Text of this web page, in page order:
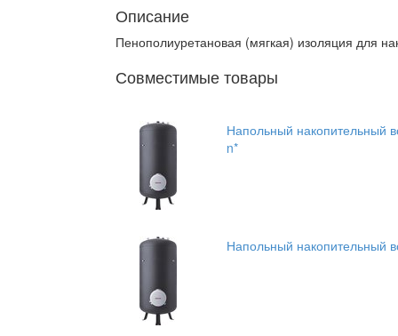
Описание
Пенополиуретановая (мягкая) изоляция для
Совместимые товары
Напольный накопительный
n*
Напольный накопительный